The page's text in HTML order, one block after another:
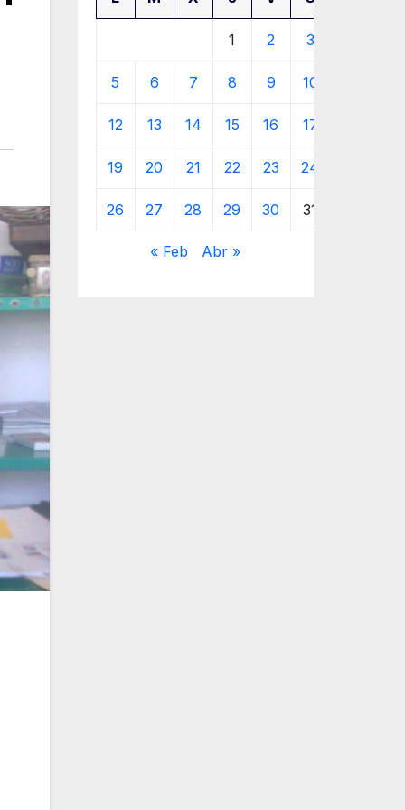
1 2 3
5 6 7 8 9 10
12 13 14 15 16 17
19 20 21 22 23 24
26 27 28 29 30 31
« Feb Abr »